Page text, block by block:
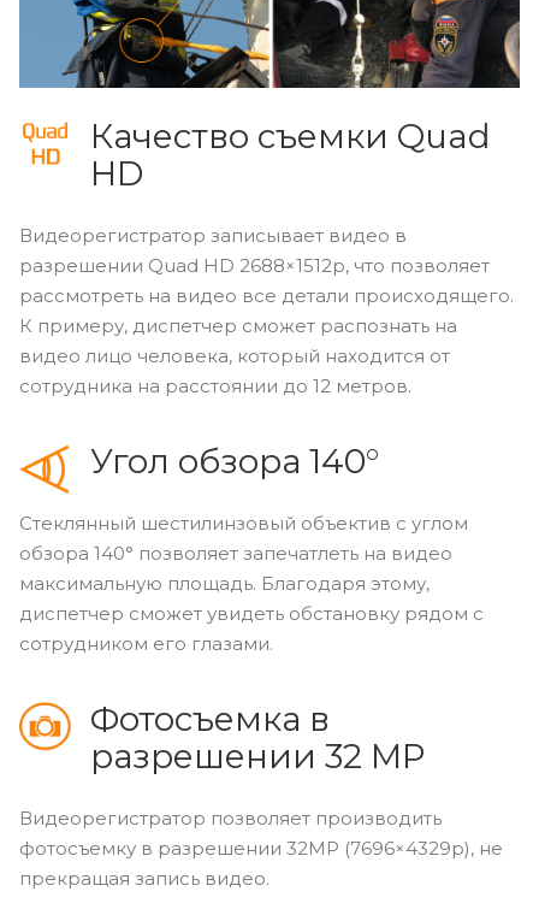
Качество съемки Quad
HD
Видеорегистратор записывает видео в
разрешении Quad HD 2688×1512p, что позволяет
рассмотреть на видео все детали происходящего.
К примеру, диспетчер сможет распознать на
видео лицо человека, который находится от
сотрудника на расстоянии до 12 метров.
Угол обзора 140°
Стеклянный шестилинзовый объектив с углом
обзора 140° позволяет запечатлеть на видео
максимальную площадь. Благодаря этому,
диспетчер сможет увидеть обстановку рядом с
сотрудником его глазами.
Фотосъемка в
разрешении 32 MP
Видеорегистратор позволяет производить
фотосъемку в разрешении 32MP (7696×4329p), не
прекращая запись видео.